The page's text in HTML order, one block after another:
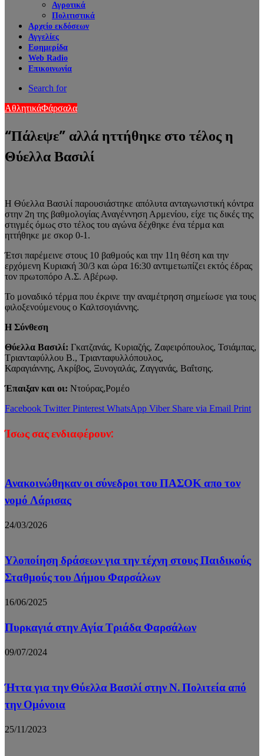
Αγροτικά
Πολιτιστικά
Αρχείο εκδόσεων
Αγγελίες
Εφημερίδα
Web Radio
Επικοινωνία
Search for
ΑθλητικάΦάρσαλα
“Πάλεψε” αλλά ηττήθηκε στο τέλος η
Θύελλα Βασιλί
Η Θύελλα Βασιλί παρουσιάστηκε απόλυτα ανταγωνιστική κόντρα
στην 2η της βαθμολογίας Αναγέννηση Αρμενίου, είχε τις δικές της
στιγμές όμως στο τέλος του αγώνα δέχθηκε ένα τέρμα και
ηττήθηκε με σκορ 0-1.
Έτσι παρέμεινε στους 10 βαθμούς και την 11η θέση και την
ερχόμενη Κυριακή 30/3 και ώρα 16:30 αντιμετωπίζει εκτός έδρας
τον πρωτοπόρο Α.Σ. Αβέρωφ.
Το μοναδικό τέρμα που έκρινε την αναμέτρηση σημείωσε για τους
φιλοξενούμενους ο Καλτσογιάννης.
Η Σύνθεση
Θύελλα Βασιλί: Γκατζανάς, Κυριαζής, Ζαφειρόπουλος, Τσιάμπας,
Τριανταφύλλου Β., Τριανταφυλλόπουλος,
Καραγιάννης, Ακρίβος, Ξυνογαλάς, Ζαγγανάς, Βαΐτσης.
Έπαιξαν και οι: Ντούρας,Ρομέο
Facebook Twitter Pinterest WhatsApp Viber Share via Email Print
Ίσως σας ενδιαφέρουν:
Ανακοινώθηκαν οι σύνεδροι του ΠΑΣΟΚ απο τον
νομό Λάρισας
24/03/2026
Υλοποίηση δράσεων για την τέχνη στους Παιδικούς
Σταθμούς του Δήμου Φαρσάλων
16/06/2025
Πυρκαγιά στην Αγία Τριάδα Φαρσάλων
09/07/2024
Ήττα για την Θύελλα Βασιλί στην Ν. Πολιτεία από
την Ομόνοια
25/11/2023